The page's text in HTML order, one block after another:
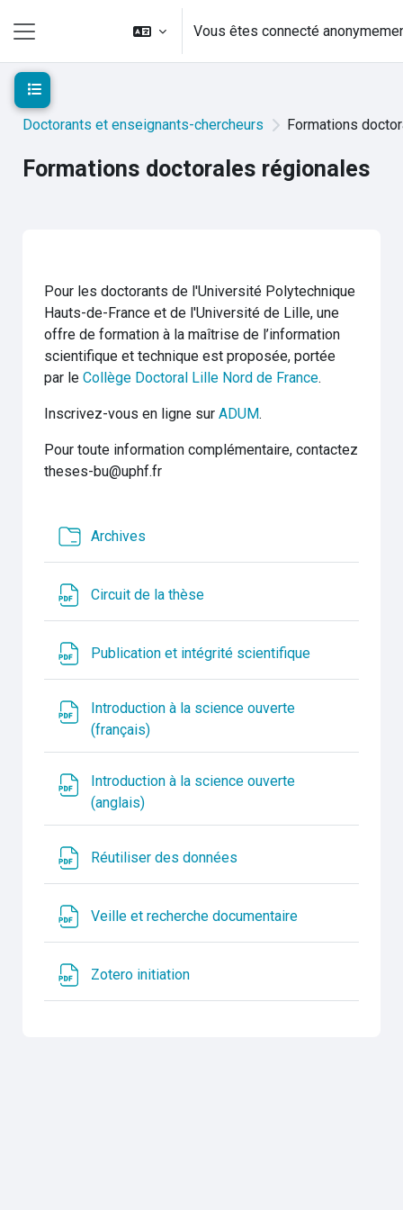
Vous êtes connecté
Doctorants et enseignants-chercheurs Formations
Formations doctorales régionales
Ouvrir l’index du cours
Pour les doctorants de l'Université Polytechnique
Hauts-de-France et de l'Université de Lille, une
offre de formation à la maîtrise de l’information
scientifique et technique est proposée, portée
par leCollège Doctoral Lille Nord de France.
Inscrivez-vous en ligne surADUM.
Pour toute information complémentaire, contactez
theses-bu@uphf.fr
Archives
Circuit de la thèse
Publication et intégrité scientifique
Introduction à la science ouverte
(français)
Introduction à la science ouverte
(anglais)
Réutiliser des données
Veille et recherche documentaire
Zotero initiation